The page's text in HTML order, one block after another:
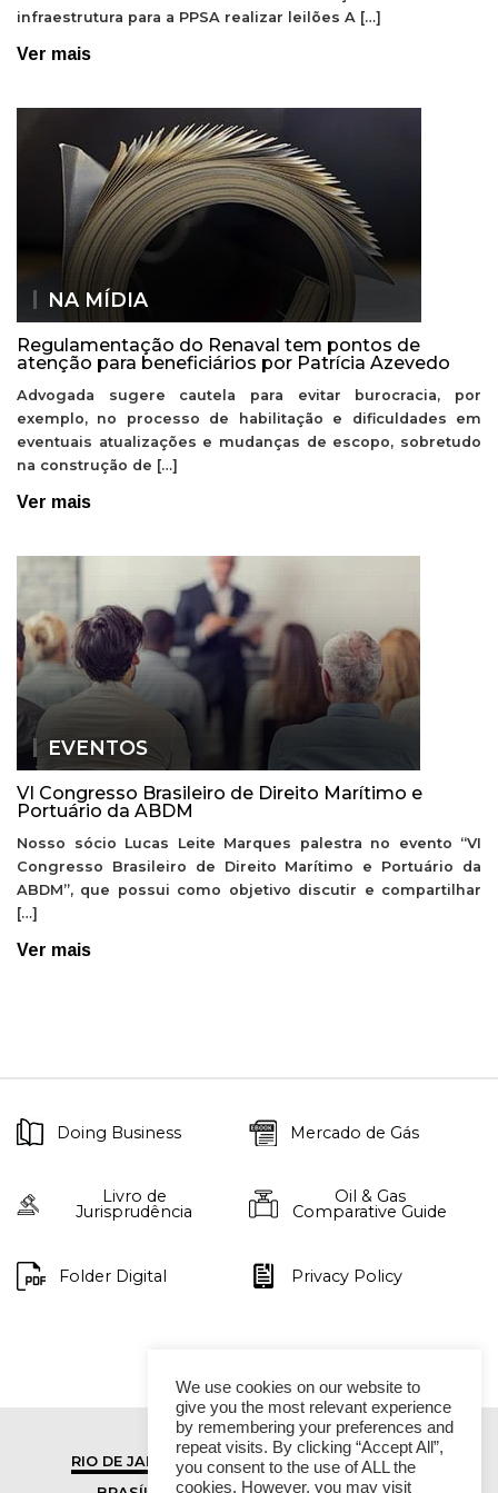
infraestrutura para a PPSA realizar leilões A […]
Ver mais
NA MÍDIA
Regulamentação do Renaval tem pontos de
atenção para beneficiários por Patrícia Azevedo
Advogada sugere cautela para evitar burocracia, por
exemplo, no processo de habilitação e dificuldades em
eventuais atualizações e mudanças de escopo, sobretudo
na construção de […]
Ver mais
EVENTOS
VI Congresso Brasileiro de Direito Marítimo e
Portuário da ABDM
Nosso sócio Lucas Leite Marques palestra no evento “VI
Congresso Brasileiro de Direito Marítimo e Portuário da
ABDM”, que possui como objetivo discutir e compartilhar
[…]
Ver mais
Doing Business Mercado de Gás
Livro de
Jurisprudência
Oil & Gas
Comparative Guide
Folder Digital Privacy Policy
RIO DE JANEIRO
SÃO PAULO
We use cookies on our website to
give you the most relevant experience
by remembering your preferences and
repeat visits. By clicking “Accept All”,
you consent to the use of ALL the
cookies. However, you may visit